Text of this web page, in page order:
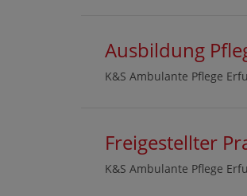
Ausbildung
K&S Ambulante Pflege
Freigestellter
K&S Ambulante Pflege